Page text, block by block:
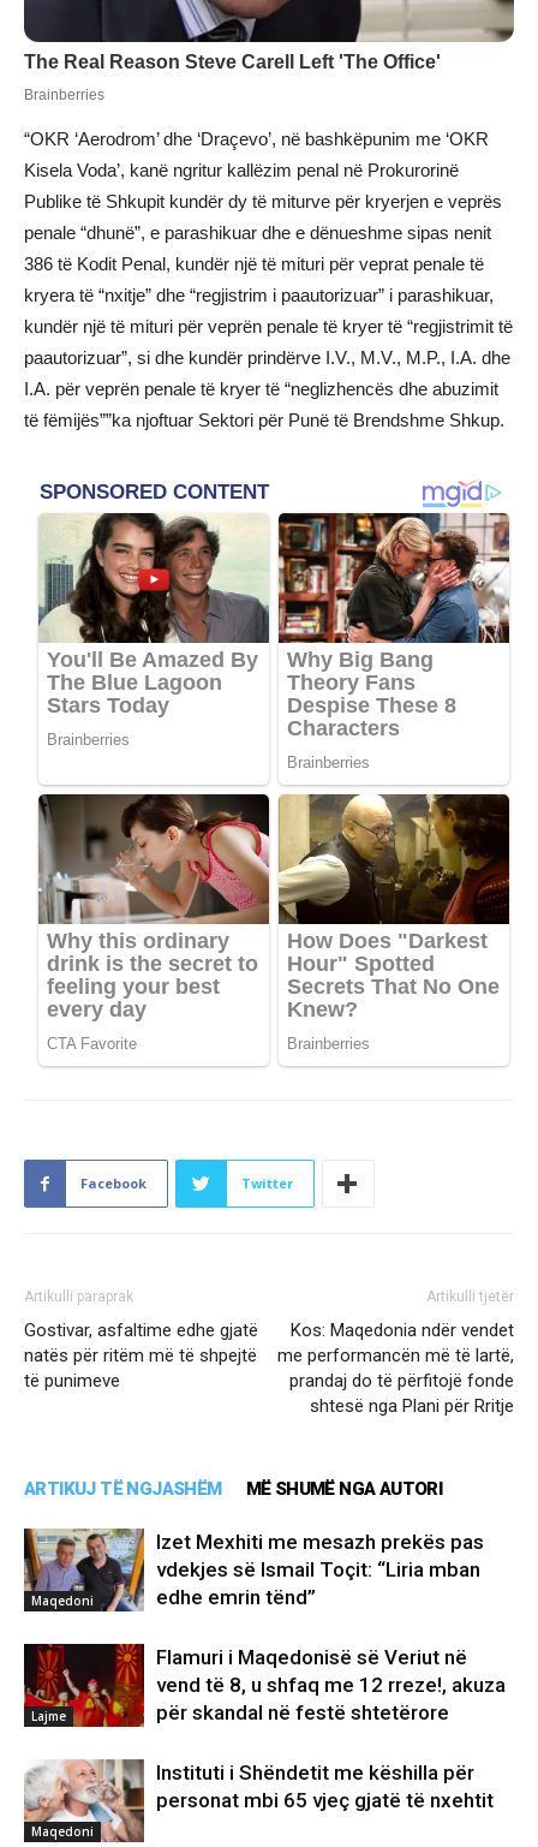
“OKR ‘Aerodrom’ dhe ‘Draçevo’, në bashkëpunim me ‘OKR
Kisela Voda’, kanë ngritur kallëzim penal në Prokurorinë
Publike të Shkupit kundër dy të miturve për kryerjen e veprës
penale “dhunë”, e parashikuar dhe e dënueshme sipas nenit
386 të Kodit Penal, kundër një të mituri për veprat penale të
kryera të “nxitje” dhe “regjistrim i paautorizuar” i parashikuar,
kundër një të mituri për veprën penale të kryer të “regjistrimit të
paautorizuar”, si dhe kundër prindërve I.V., M.V., M.P., I.A. dhe
I.A. për veprën penale të kryer të “neglizhencës dhe abuzimit
të fëmijës””ka njoftuar Sektori për Punë të Brendshme Shkup.
Facebook Twitter
Artikulli paraprak
Gostivar, asfaltime edhe gjatë
natës për ritëm më të shpejtë
të punimeve
Artikulli tjetër
Kos: Maqedonia ndër vendet
me performancën më të lartë,
prandaj do të përfitojë fonde
shtesë nga Plani për Rritje
ARTIKUJ TË NGJASHËM MË SHUMË NGA AUTORI
Maqedoni
Izet Mexhiti me mesazh prekës pas
vdekjes së Ismail Toçit: “Liria mban
edhe emrin tënd”
Lajme
Flamuri i Maqedonisë së Veriut në
vend të 8, u shfaq me 12 rreze!, akuza
për skandal në festë shtetërore
Maqedoni
Instituti i Shëndetit me këshilla për
personat mbi 65 vjeç gjatë të nxehtit